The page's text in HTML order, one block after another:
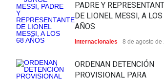
PADRE Y
DE LIONEL MESSI, A
AÑOS
Internacionales 8 de agosto de
ORDENAN DETENCIÓN
PROVISIONAL PARA